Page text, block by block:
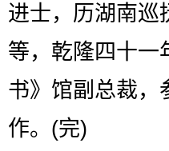
进士，历湖南巡
等，乾隆四十一
书》馆副总裁，
作。(完)